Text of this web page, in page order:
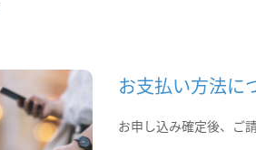
お支払い方法に
お申し込み確定後、ご